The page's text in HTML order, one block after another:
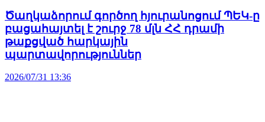
Ծաղկաձորում գործող հյուրանոցում ՊԵԿ-ը
բացահայտել է շուրջ 78 մլն ՀՀ դրամի
թաքցված հարկային
պարտավորություններ
2026/07/31 13:36